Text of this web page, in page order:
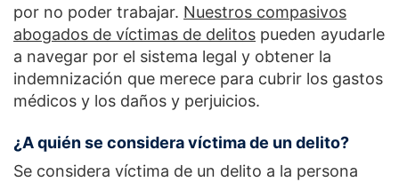
por no poder trabajar. Nuestros compasivos
abogados de víctimas de delitos pueden ayudarle
a navegar por el sistema legal y obtener la
indemnización que merece para cubrir los gastos
médicos y los daños y perjuicios.
¿A quién se considera víctima de un delito?
Se considera víctima de un delito a la persona